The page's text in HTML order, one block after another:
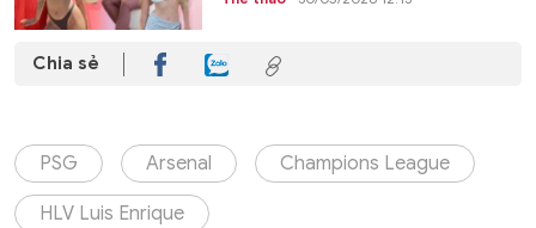
Chia sẻ
PSG Arsenal Champions League
HLV Luis Enrique